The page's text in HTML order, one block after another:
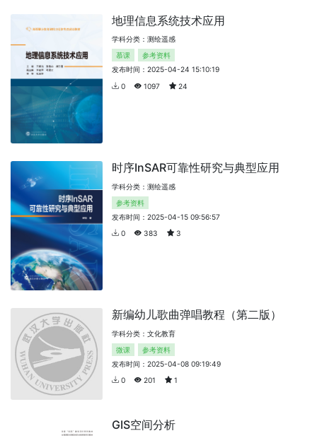
地理信息系统技术应用
学科分类：测绘遥感
慕课
参考资料
发布时间：2025-04-24 15:10:19
0
1097 24
时序InSAR可靠性研究与典型应用
学科分类：测绘遥感
参考资料
发布时间：2025-04-15 09:56:57
0
383 3
新编幼儿歌曲弹唱教程（第二版）
学科分类：文化教育
微课
参考资料
发布时间：2025-04-08 09:19:49
0
201 1
GIS空间分析